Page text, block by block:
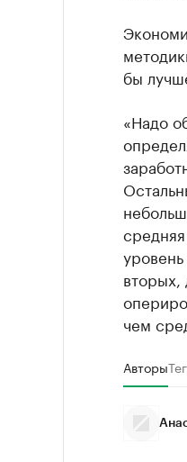
бы
«Надо
вторых,
чем
Авторы